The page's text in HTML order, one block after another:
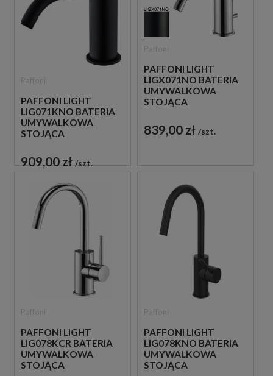
PAFFONI LIGHT
LIG071KNO BATERIA
UMYWALKOWA
STOJĄCA
CZARNA
909,00 zł szt.
PAFFONI LIGHT
LIGX071NO BATERIA
UMYWALKOWA
STOJĄCA
CZARNA
839,00 zł szt.
PAFFONI LIGHT
LIG078KCR BATERIA
UMYWALKOWA
STOJĄCA
PAFFONI LIGHT
LIG078KNO BATERIA
UMYWALKOWA
STOJĄCA